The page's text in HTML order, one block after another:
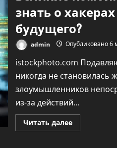
Индии
знать о
будущего?
admin Опубликовано 6
istockphoto.com
никогда не становилась
злоумышленников
из-за действий...
Читать далееПрочитать
больше